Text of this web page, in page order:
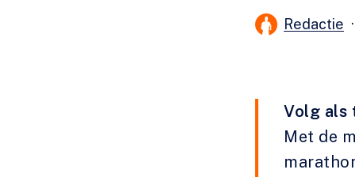
Redactie
Volg als
Met de